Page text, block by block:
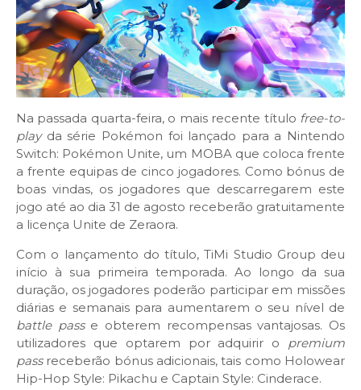
Na passada quarta-feira, o mais recente título free-to-
playda série Pokémon foi lançado para a Nintendo
Switch: Pokémon Unite, um MOBA que coloca frente
a frente equipas de cinco jogadores. Como bónus de
boas vindas, os jogadores que descarregarem este
jogo até ao dia 31 de agosto receberão gratuitamente
a licença Unite de Zeraora.
Com o lançamento do título, TiMi Studio Group deu
início à sua primeira temporada. Ao longo da sua
duração, os jogadores poderão participar em missões
diárias e semanais para aumentarem o seu nível de
battle passe obterem recompensas vantajosas. Os
utilizadores que optarem por adquirir o premium
pass receberão bónus adicionais, tais como Holowear
Hip-Hop Style: Pikachu e Captain Style: Cinderace.